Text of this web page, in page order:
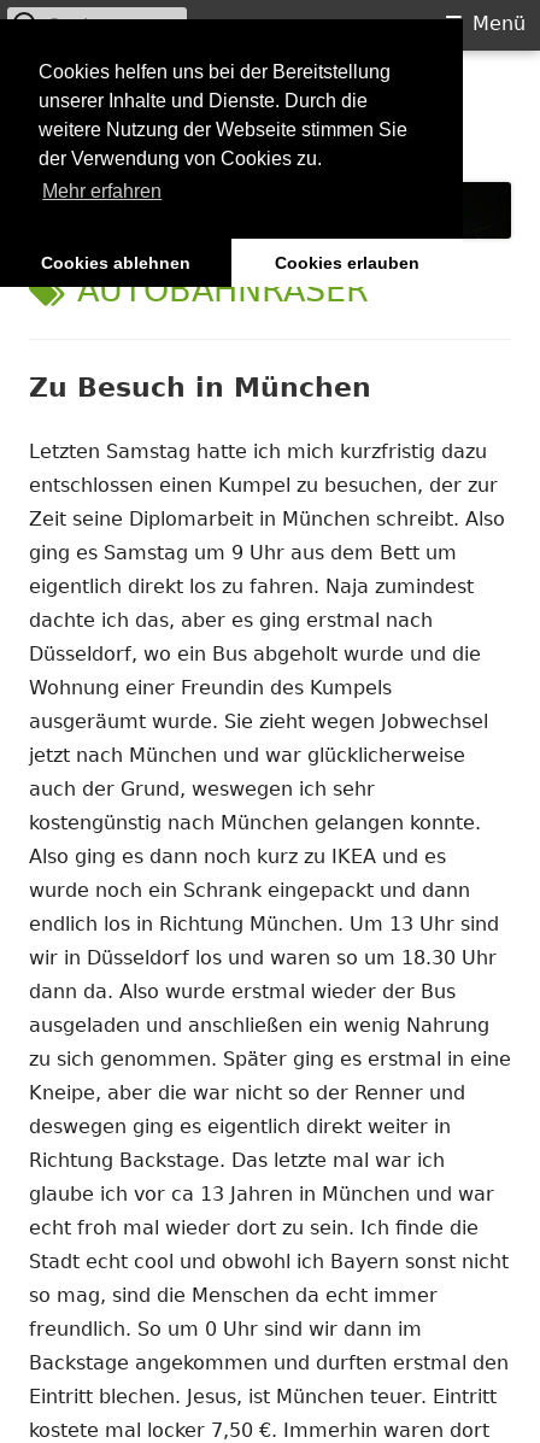
Cookies helfen uns bei der Bereitstellung
unserer Inhalte und Dienste. Durch die
weitere Nutzung der Webseite stimmen Sie
der Verwendung von Cookies zu.
Mehr erfahren
Cookies ablehnen Cookies erlauben
Springe
Inhalt
Starkilla
Konzertberichte und mehr
Primäres
Menü
Menü
Suchen
SCHLAGWORT:
AUTOBAHNRASER
Zu Besuch in München
Letzten Samstag hatte ich mich kurzfristig dazu
entschlossen einen Kumpel zu besuchen, der zur
Zeit seine Diplomarbeit in München schreibt. Also
ging es Samstag um 9 Uhr aus dem Bett um
eigentlich direkt los zu fahren. Naja zumindest
dachte ich das, aber es ging erstmal nach
Düsseldorf, wo ein Bus abgeholt wurde und die
Wohnung einer Freundin des Kumpels
ausgeräumt wurde. Sie zieht wegen Jobwechsel
jetzt nach München und war glücklicherweise
auch der Grund, weswegen ich sehr
kostengünstig nach München gelangen konnte.
Also ging es dann noch kurz zu IKEA und es
wurde noch ein Schrank eingepackt und dann
endlich los in Richtung München. Um 13 Uhr sind
wir in Düsseldorf los und waren so um 18.30 Uhr
dann da. Also wurde erstmal wieder der Bus
ausgeladen und anschließen ein wenig Nahrung
zu sich genommen. Später ging es erstmal in eine
Kneipe, aber die war nicht so der Renner und
deswegen ging es eigentlich direkt weiter in
Richtung Backstage. Das letzte mal war ich
glaube ich vor ca 13 Jahren in München und war
echt froh mal wieder dort zu sein. Ich finde die
Stadt echt cool und obwohl ich Bayern sonst nicht
so mag, sind die Menschen da echt immer
freundlich. So um 0 Uhr sind wir dann im
Backstage angekommen und durften erstmal den
Eintritt blechen. Jesus, ist München teuer. Eintritt
kostete mal locker 7,50 €. Immerhin waren dort